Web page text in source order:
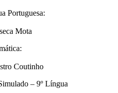
Portuguesa:
Mota
Coutinho
– 9º Língua